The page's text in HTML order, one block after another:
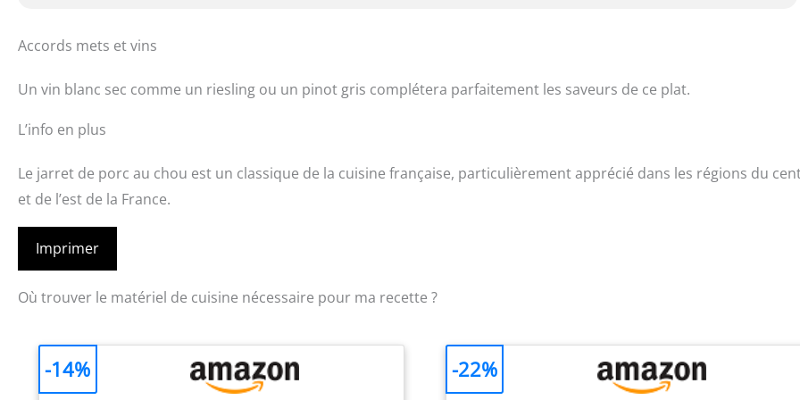
Accords mets et vins
Un vin blanc sec comme un riesling ou un pinot gris complétera parfaitement les saveurs de ce plat.
L’info en plus
Le jarret de porc au chou est un classique de la cuisine française, particulièrement apprécié dans les régions du
et de l’est de la France.
Imprimer
Où trouver le matériel de cuisine nécessaire pour ma recette ?
-14% -22%